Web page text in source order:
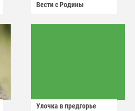
Вести с Родины
Улочка в предгорье